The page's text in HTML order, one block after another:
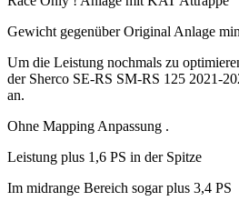
Gewicht gegenüber Original Anlage
Um die Leistung nochmals zu
der Sherco SE-RS SM-RS 125 2021-
an.
Ohne Mapping Anpassung .
Leistung plus 1,6 PS in der Spitze
Im midrange Bereich sogar plus 3,4 PS